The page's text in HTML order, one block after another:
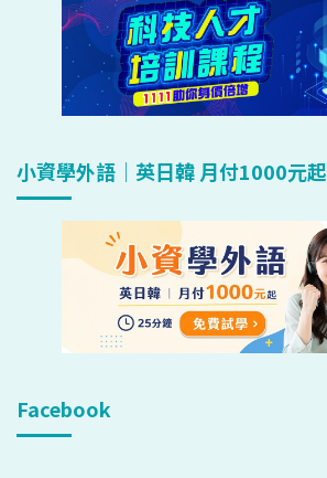
小資學外語｜英日韓 月付1000元起
Facebook